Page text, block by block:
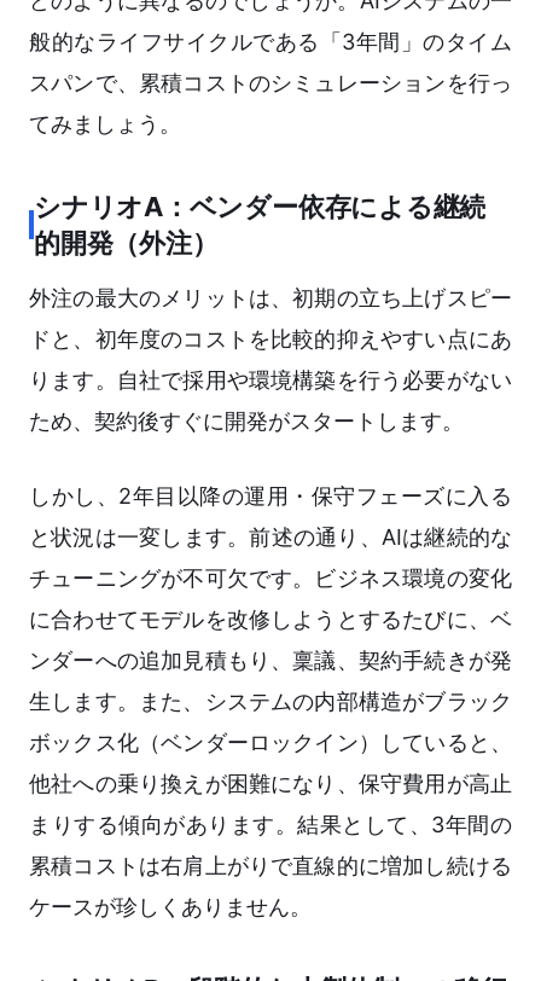
般的なライフサイクルである「3年間」のタイム
スパンで、累積コストのシミュレーションを行っ
てみましょう。
シナリオA：ベンダー依存による継続
的開発（外注）
外注の最大のメリットは、初期の立ち上げスピー
ドと、初年度のコストを比較的抑えやすい点にあ
ります。自社で採用や環境構築を行う必要がない
ため、契約後すぐに開発がスタートします。
しかし、2年目以降の運用・保守フェーズに入る
と状況は一変します。前述の通り、AIは継続的な
チューニングが不可欠です。ビジネス環境の変化
に合わせてモデルを改修しようとするたびに、ベ
ンダーへの追加見積もり、稟議、契約手続きが発
生します。また、システムの内部構造がブラック
ボックス化（ベンダーロックイン）していると、
他社への乗り換えが困難になり、保守費用が高止
まりする傾向があります。結果として、3年間の
累積コストは右肩上がりで直線的に増加し続ける
ケースが珍しくありません。